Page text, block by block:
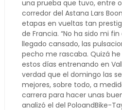
una prueba que tuvo, entre
corredor del Astana Lars
etapas en vueltas tan
de Francia. “No ha sido mi
llegado cansado, las
pecho me rascaba. Quizá
estos días entrenando en
verdad que el domingo las
mejores, sobre todo, a
carrera para hacer unas
analizó el del PoloandBike-